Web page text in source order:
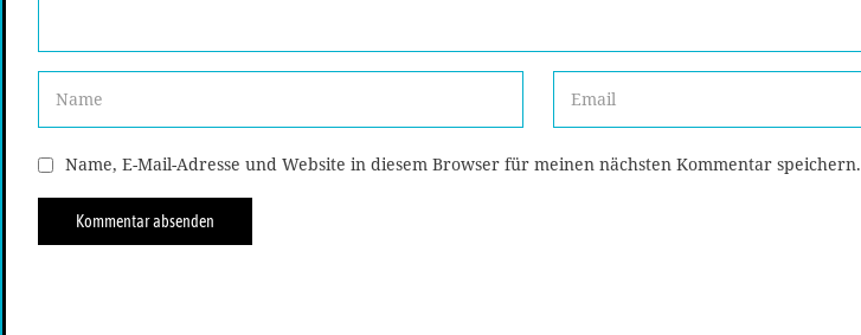
Name, E-Mail-Adresse und Website in diesem Browser für meinen nächsten Kommentar speichern.